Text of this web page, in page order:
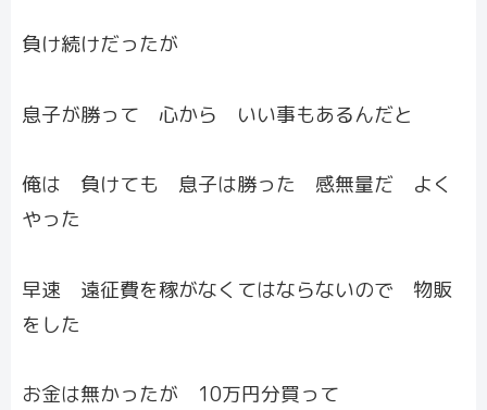
負け続けだったが
息子が勝って 心から いい事もあるんだと
俺は 負けても 息子は勝った 感無量だ よく
やった
早速 遠征費を稼がなくてはならないので 物販
をした
お金は無かったが 10万円分買って